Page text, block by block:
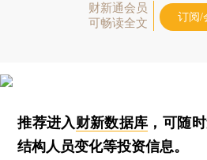
财新通会员
可畅读全文
订阅/
推荐进入财新数据库 ，可随
结构人员变化等投资信息。